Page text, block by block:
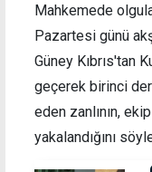
Mahkemede
Pazartesi günü
Güney Kıbrıs'tan
geçerek birinci
eden zanlının,
yakalandığını